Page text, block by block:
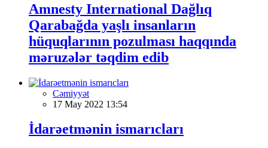
Amnesty International Dağlıq
Qarabağda yaşlı insanların
hüquqlarının pozulması haqqında
məruzələr təqdim edib
Cəmiyyət
17 May 2022 13:54
İdarəetmənin ismarıcları